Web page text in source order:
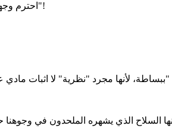
احترم وجهة نظرك،لكن لماذا تنسف الابحاث و التجارب دامت لي اكثر من 150 عام،آخر شيء تستمع ل"هيثم طلعت"!
ببساطة، لأنها مجرد "نظرية" لا اثبات مادي عليها، كلها تخمينات واستنتاجات يروّجها الغرب فقط ليحصلوا على إجابة للسؤال الأزلي "كيف خُلق الإنسان"
السلاح الذي يشهره الملحدون في